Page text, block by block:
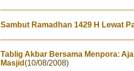
Sambut Ramadhan 1429 H Lewat
Tablig Akbar Bersama Menpora:
Masjid (10/08/2008)